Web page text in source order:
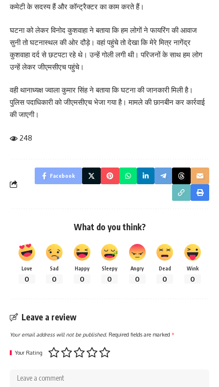
कमेटी के सदस्य हैं और कॉन्ट्रैक्टर का काम करते हैं।
घटना को लेकर विनोद कुशवाहा ने बताया कि हम लोगों ने फायरिंग की आवाज
सुनी तो घटनास्थल की ओर दौड़े। वहां पहुंचे तो देखा कि मेरे मित्र नागेंद्र
कुशवाहा दर्द से छटपटा रहे थे। उन्हें गोली लगी थी। परिजनों के साथ हम लोग
उन्हें लेकर जीएमसीएच पहुंचे।
वही थानाध्यक्ष ज्वाला कुमार सिंह ने बताया कि घटना की जानकारी मिली है।
पुलिस पदाधिकारी को जीएमसीएच भेजा गया है। मामले की छानबीन कर कार्रवाई
की जाएगी।
248
Facebook
What do you think?
Love
0
Sad
0
Happy
0
Sleepy
0
Angry
0
Dead
0
Wink
0
Leave a review
Your email address will not be published. Required fields are marked *
Your Rating